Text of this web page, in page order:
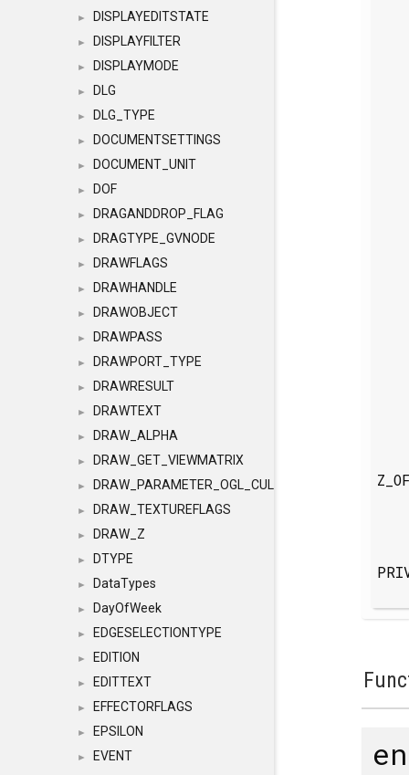
► DISPLAYEDITSTATE
► DISPLAYFILTER
► DISPLAYMODE
► DLG
► DLG_TYPE
► DOCUMENTSETTINGS
► DOCUMENT_UNIT
► DOF
► DRAGANDDROP_FLAG
► DRAGTYPE_GVNODE
► DRAWFLAGS
► DRAWHANDLE
► DRAWOBJECT
► DRAWPASS
► DRAWPORT_TYPE
► DRAWRESULT
► DRAWTEXT
► DRAW_ALPHA
► DRAW_GET_VIEWMATRIX
► DRAW_PARAMETER_OGL_CULLING
► DRAW_TEXTUREFLAGS
► DRAW_Z
► DTYPE
► DataTypes
► DayOfWeek
► EDGESELECTIONTYPE
► EDITION
► EDITTEXT
► EFFECTORFLAGS
► EPSILON
►
EVENT